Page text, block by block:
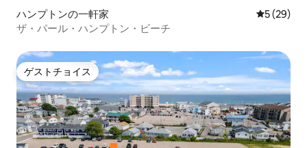
ハンプトンの一軒家 レビュー
5 (29)
ザ・パール・ハンプトン・ビーチ
ゲストチョイス
ゲストチョイス